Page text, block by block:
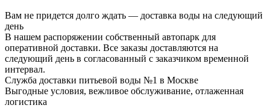
Вам не придется долго ждать — доставка воды на следующий
день
В нашем распоряжении собственный автопарк для
оперативной доставки. Все заказы доставляются на
следующий день в согласованный с заказчиком временной
интервал.
Служба доставки питьевой воды №1 в Москве
Выгодные условия, вежливое обслуживание, отлаженная
логистика